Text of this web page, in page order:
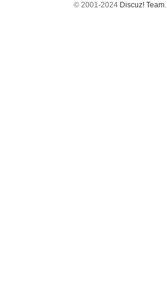
© 2001-2024 Discuz! Team.